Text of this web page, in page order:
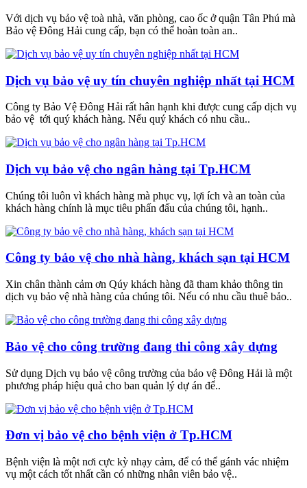
Với dịch vụ bảo vệ toà nhà, văn phòng, cao ốc ở quận Tân Phú mà
Bảo vệ Đông Hải cung cấp, bạn có thể hoàn toàn an..
Dịch vụ bảo vệ uy tín chuyên nghiệp nhất tại HCM
Công ty Bảo Vệ Đông Hải rất hân hạnh khi được cung cấp dịch vụ
bảo vệ tới quý khách hàng. Nếu quý khách có nhu cầu..
Dịch vụ bảo vệ cho ngân hàng tại Tp.HCM
Chúng tôi luôn vì khách hàng mà phục vụ, lợi ích và an toàn của
khách hàng chính là mục tiêu phấn đấu của chúng tôi, hạnh..
Công ty bảo vệ cho nhà hàng, khách sạn tại HCM
Xin chân thành cảm ơn Qúy khách hàng đã tham khảo thông tin
dịch vụ bảo vệ nhà hàng của chúng tôi. Nếu có nhu cầu thuê bảo..
Bảo vệ cho công trường đang thi công xây dựng
Sử dụng Dịch vụ bảo vệ công trường của bảo vệ Đông Hải là một
phương pháp hiệu quả cho ban quản lý dự án để..
Đơn vị bảo vệ cho bệnh viện ở Tp.HCM
Bệnh viện là một nơi cực kỳ nhạy cảm, để có thể gánh vác nhiệm
vụ một cách tốt nhất cần có những nhân viên bảo vệ..